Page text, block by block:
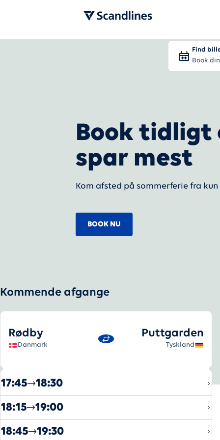
Find
Book
Book tidligt
spar mest
Kom afsted på sommerferie fra kun
BOOK NU
Kommende afgange
Rødby Puttgarden
Rødby
Danmark
Puttgarden
Tyskland
17:45 18:30
18:15 19:00
18:45 19:30